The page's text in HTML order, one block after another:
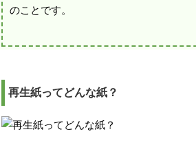
のことです。
再生紙ってどんな紙？